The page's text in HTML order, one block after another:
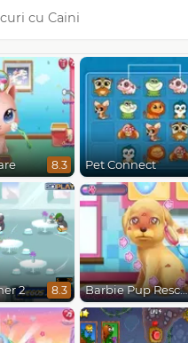
cu Caini
8.3 Pet Connect
2 8.3 Barbie Pup Rescue